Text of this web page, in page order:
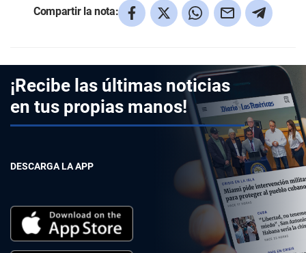
Compartir la nota:
¡Recibe las últimas noticias
en tus propias manos!
DESCARGA LA APP